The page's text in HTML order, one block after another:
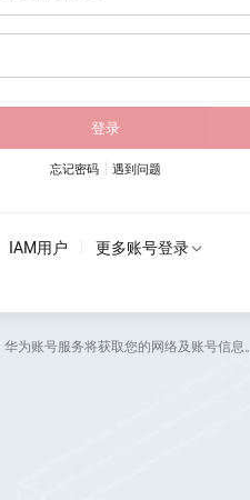
登录
忘记密码 遇到问题
IAM用户 更多账号登录
为账号服务将获取您的网络及账号信息。